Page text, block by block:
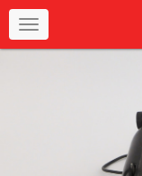
Navigation